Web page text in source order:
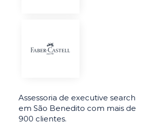
Assessoria de executive search
em São Benedito com mais de
900 clientes.